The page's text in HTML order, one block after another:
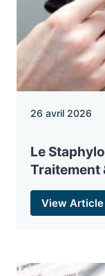
26 avril 2026
Le
Traitement
View Article